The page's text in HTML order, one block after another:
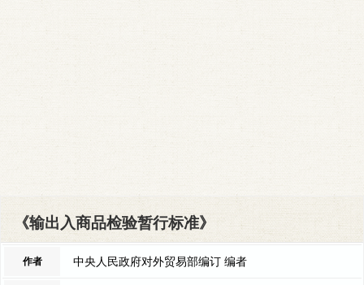
《输出入商品检验暂行标准》
作者 中央人民政府对外贸易部编订 编者